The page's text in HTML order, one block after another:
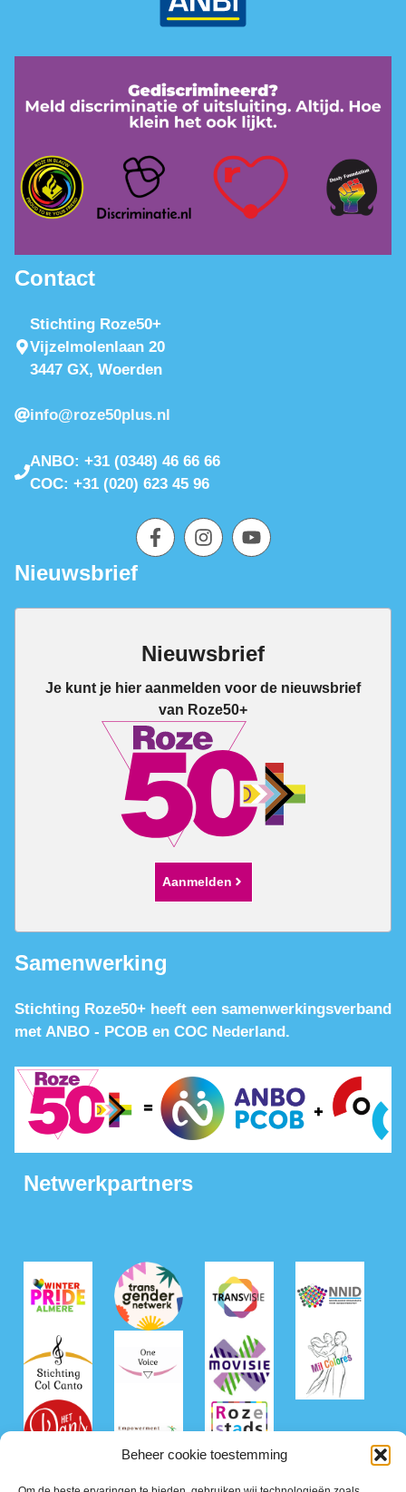
Beheer cookie toestemming
Contact
Stichting Roze50+
Vijzelmolenlaan 20
3447 GX, Woerden
info@roze50plus.nl
ANBO: +31 (0348) 46 66 66
COC: +31 (020) 623 45 96
Nieuwsbrief
Nieuwsbrief
Je kunt je hier aanmelden voor de nieuwsbrief
van Roze50+
Aanmelden
Samenwerking
Stichting Roze50+ heeft een samenwerkingsverband
met ANBO - PCOB en COC Nederland.
Netwerkpartners